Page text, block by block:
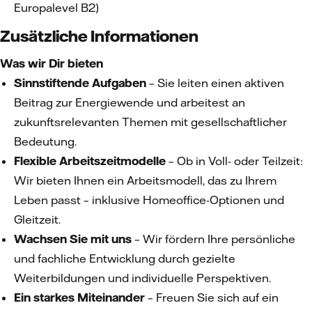
Europalevel B2)
Zusätzliche Informationen
Was wir Dir bieten
Sinnstiftende Aufgaben – Sie leiten einen aktiven
Beitrag zur Energiewende und arbeitest an
zukunftsrelevanten Themen mit gesellschaftlicher
Bedeutung.
Flexible Arbeitszeitmodelle – Ob in Voll- oder Teilzeit:
Wir bieten Ihnen ein Arbeitsmodell, das zu Ihrem
Leben passt – inklusive Homeoffice-Optionen und
Gleitzeit.
Wachsen Sie mit uns – Wir fördern Ihre persönliche
und fachliche Entwicklung durch gezielte
Weiterbildungen und individuelle Perspektiven.
Ein starkes Miteinander – Freuen Sie sich auf ein